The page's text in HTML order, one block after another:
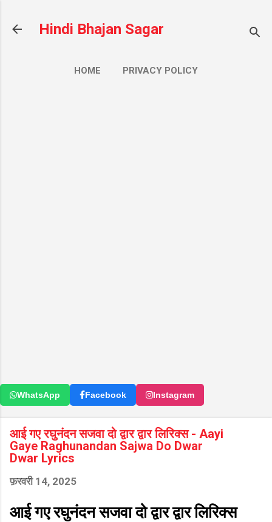
Hindi Bhajan Sagar
HOME PRIVACY POLICY
WhatsApp Facebook Instagram
आई गए रघुनंदन सजवा दो द्वार द्वार लिरिक्स - Aayi
Gaye Raghunandan Sajwa Do Dwar
Dwar Lyrics
फ़रवरी 14, 2025
आई गए रघुनंदन सजवा दो द्वार द्वार लिरिक्स